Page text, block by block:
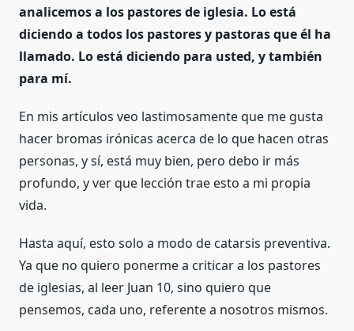
analicemos a los pastores de iglesia. Lo está
diciendo a todos los pastores y pastoras que él ha
llamado. Lo está diciendo para usted, y también
para mí.
En mis artículos veo lastimosamente que me gusta
hacer bromas irónicas acerca de lo que hacen otras
personas, y sí, está muy bien, pero debo ir más
profundo, y ver que lección trae esto a mi propia
vida.
Hasta aquí, esto solo a modo de catarsis preventiva.
Ya que no quiero ponerme a criticar a los pastores
de iglesias, al leer Juan 10, sino quiero que
pensemos, cada uno, referente a nosotros mismos.